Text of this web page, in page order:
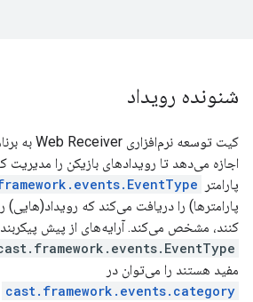
شنونده رویداد
اجازه می‌دهد تا رویدادهای بازیکن را مدیریت
پارامتر
پارامترها) را دریافت می‌کند که رویداد(هایی)
کنند، مشخص می‌کند. آرایه‌های از پیش
مفید هستند را می‌توان در
cast.framework.events.category